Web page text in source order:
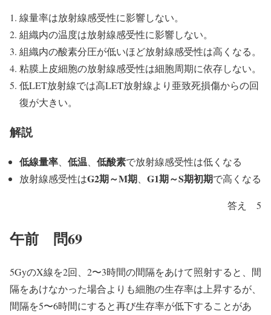
線量率は放射線感受性に影響しない。
組織内の温度は放射線感受性に影響しない。
組織内の酸素分圧が低いほど放射線感受性は高くなる。
粘膜上皮細胞の放射線感受性は細胞周期に依存しない。
低LET放射線では高LET放射線より亜致死損傷からの回
復が大きい。
解説
低線量率 低温 低酸素で放射線感受性は低くなる
放射線感受性はG2期～M期 G1期～S期初期で高くなる
答え 5
午前 問69
5GyのX線を2回、2〜3時間の間隔をあけて照射すると、間
隔をあけなかった場合よりも細胞の生存率は上昇するが、
間隔を5〜6時間にすると再び生存率が低下することがあ